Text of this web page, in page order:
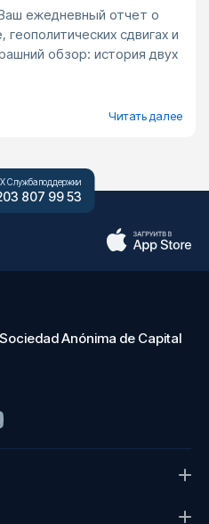
ежедневный отчет о
сдвигах и
обзор: история двух
Читать далее
Служба поддержки
807 99 53
Anónima de Capital